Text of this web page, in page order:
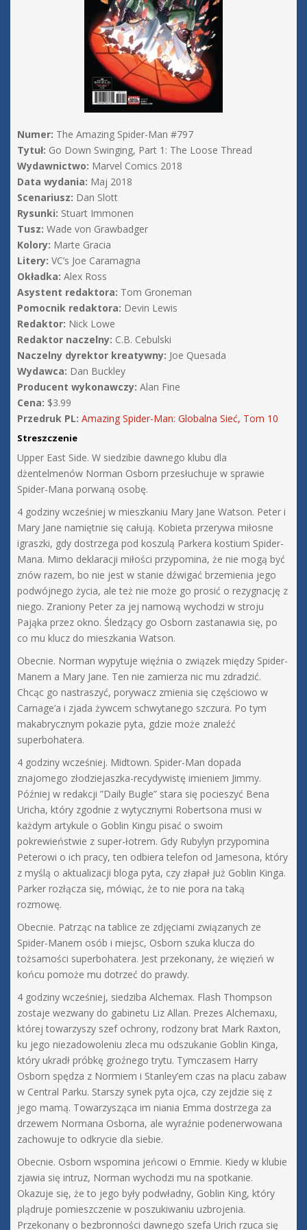
Numer: The Amazing Spider-Man #797
Tytuł: Go Down Swinging, Part 1: The Loose Thread
Wydawnictwo: Marvel Comics 2018
Data wydania: Maj 2018
Scenariusz: Dan Slott
Rysunki: Stuart Immonen
Tusz: Wade von Grawbadger
Kolory: Marte Gracia
Litery: VC’s Joe Caramagna
Okładka: Alex Ross
Asystent redaktora: Tom Groneman
Pomocnik redaktora: Devin Lewis
Redaktor: Nick Lowe
Redaktor naczelny: C.B. Cebulski
Naczelny dyrektor kreatywny: Joe Quesada
Wydawca: Dan Buckley
Producent wykonawczy: Alan Fine
Cena: $3.99
Przedruk PL: Amazing Spider-Man: Globalna Sieć, Tom 10
Streszczenie
Upper East Side. W siedzibie dawnego klubu dla
dżentelmenów Norman Osborn przesłuchuje w sprawie
Spider-Mana porwaną osobę.
4 godziny wcześniej w mieszkaniu Mary Jane Watson. Peter i
Mary Jane namiętnie się całują. Kobieta przerywa miłosne
igraszki, gdy dostrzega pod koszulą Parkera kostium Spider-
Mana. Mimo deklaracji miłości przypomina, że nie mogą być
znów razem, bo nie jest w stanie dźwigać brzemienia jego
podwójnego życia, ale też nie może go prosić o rezygnację z
niego. Zraniony Peter za jej namową wychodzi w stroju
Pająka przez okno. Śledzący go Osborn zastanawia się, po
co mu klucz do mieszkania Watson.
Obecnie. Norman wypytuje więźnia o związek między Spider-
Manem a Mary Jane. Ten nie zamierza nic mu zdradzić.
Chcąc go nastraszyć, porywacz zmienia się częściowo w
Carnage’a i zjada żywcem schwytanego szczura. Po tym
makabrycznym pokazie pyta, gdzie może znaleźć
superbohatera.
4 godziny wcześniej. Midtown. Spider-Man dopada
znajomego złodziejaszka-recydywistę imieniem Jimmy.
Później w redakcji ”Daily Bugle” stara się pocieszyć Bena
Uricha, który zgodnie z wytycznymi Robertsona musi w
każdym artykule o Goblin Kingu pisać o swoim
pokrewieństwie z super-łotrem. Gdy Rubylyn przypomina
Peterowi o ich pracy, ten odbiera telefon od Jamesona, który
z myślą o aktualizacji bloga pyta, czy złapał już Goblin Kinga.
Parker rozłącza się, mówiąc, że to nie pora na taką
rozmowę.
Obecnie. Patrząc na tablice ze zdjęciami związanych ze
Spider-Manem osób i miejsc, Osborn szuka klucza do
tożsamości superbohatera. Jest przekonany, że więzień w
końcu pomoże mu dotrzeć do prawdy.
4 godziny wcześniej, siedziba Alchemax. Flash Thompson
zostaje wezwany do gabinetu Liz Allan. Prezes Alchemaxu,
której towarzyszy szef ochrony, rodzony brat Mark Raxton,
ku jego niezadowoleniu zleca mu odszukanie Goblin Kinga,
który ukradł próbkę groźnego trytu. Tymczasem Harry
Osborn spędza z Normiem i Stanley’em czas na placu zabaw
w Central Parku. Starszy synek pyta ojca, czy zejdzie się z
jego mamą. Towarzysząca im niania Emma dostrzega za
drzewem Normana Osborna, ale wyraźnie podenerwowana
zachowuje to odkrycie dla siebie.
Obecnie. Osborn wspomina jeńcowi o Emmie. Kiedy w klubie
zjawia się intruz, Norman wychodzi mu na spotkanie.
Okazuje się, że to jego były podwładny, Goblin King, który
plądruje pomieszczenie w poszukiwaniu uzbrojenia.
Przekonany o bezbronności dawnego szefa Urich rzuca się